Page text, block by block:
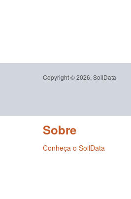
Copyright © 2026, SoilData
Sobre
Conheça o SoilData